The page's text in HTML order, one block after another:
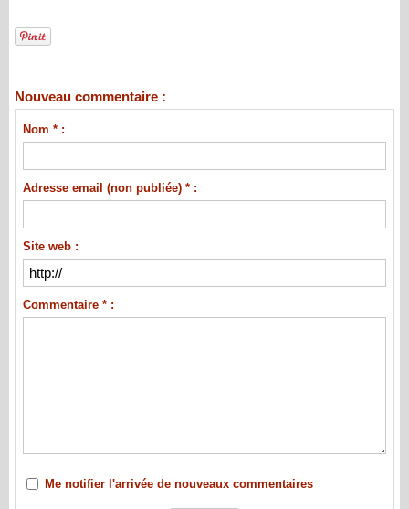
Nouveau commentaire :
Nom * :
Adresse email (non publiée) * :
Site web :
Commentaire * :
Me notifier l'arrivée de nouveaux commentaires